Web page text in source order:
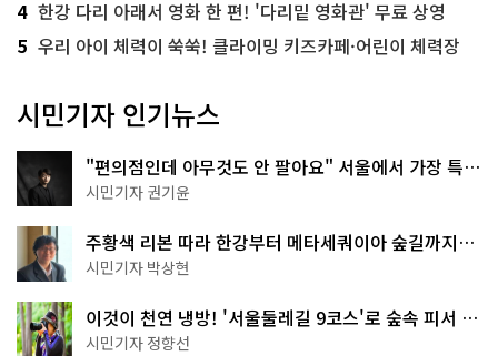
4 한강 다리 아래서 영화 한 편! '다리밑 영화관' 무료 상영
5 우리 아이 체력이 쑥쑥! 클라이밍 키즈카페·어린이 체력장
시민기자 인기뉴스
"편의점인데 아무것도 안 팔아요" 서울에서 가장 특별
한 편의점의 정체
시민기자 권기윤
주황색 리본 따라 한강부터 메타세쿼이아 숲길까지…
서울둘레길 15코스
시민기자 박상현
이것이 천연 냉방! '서울둘레길 9코스'로 숲속 피서 떠
나볼까
시민기자 정향선